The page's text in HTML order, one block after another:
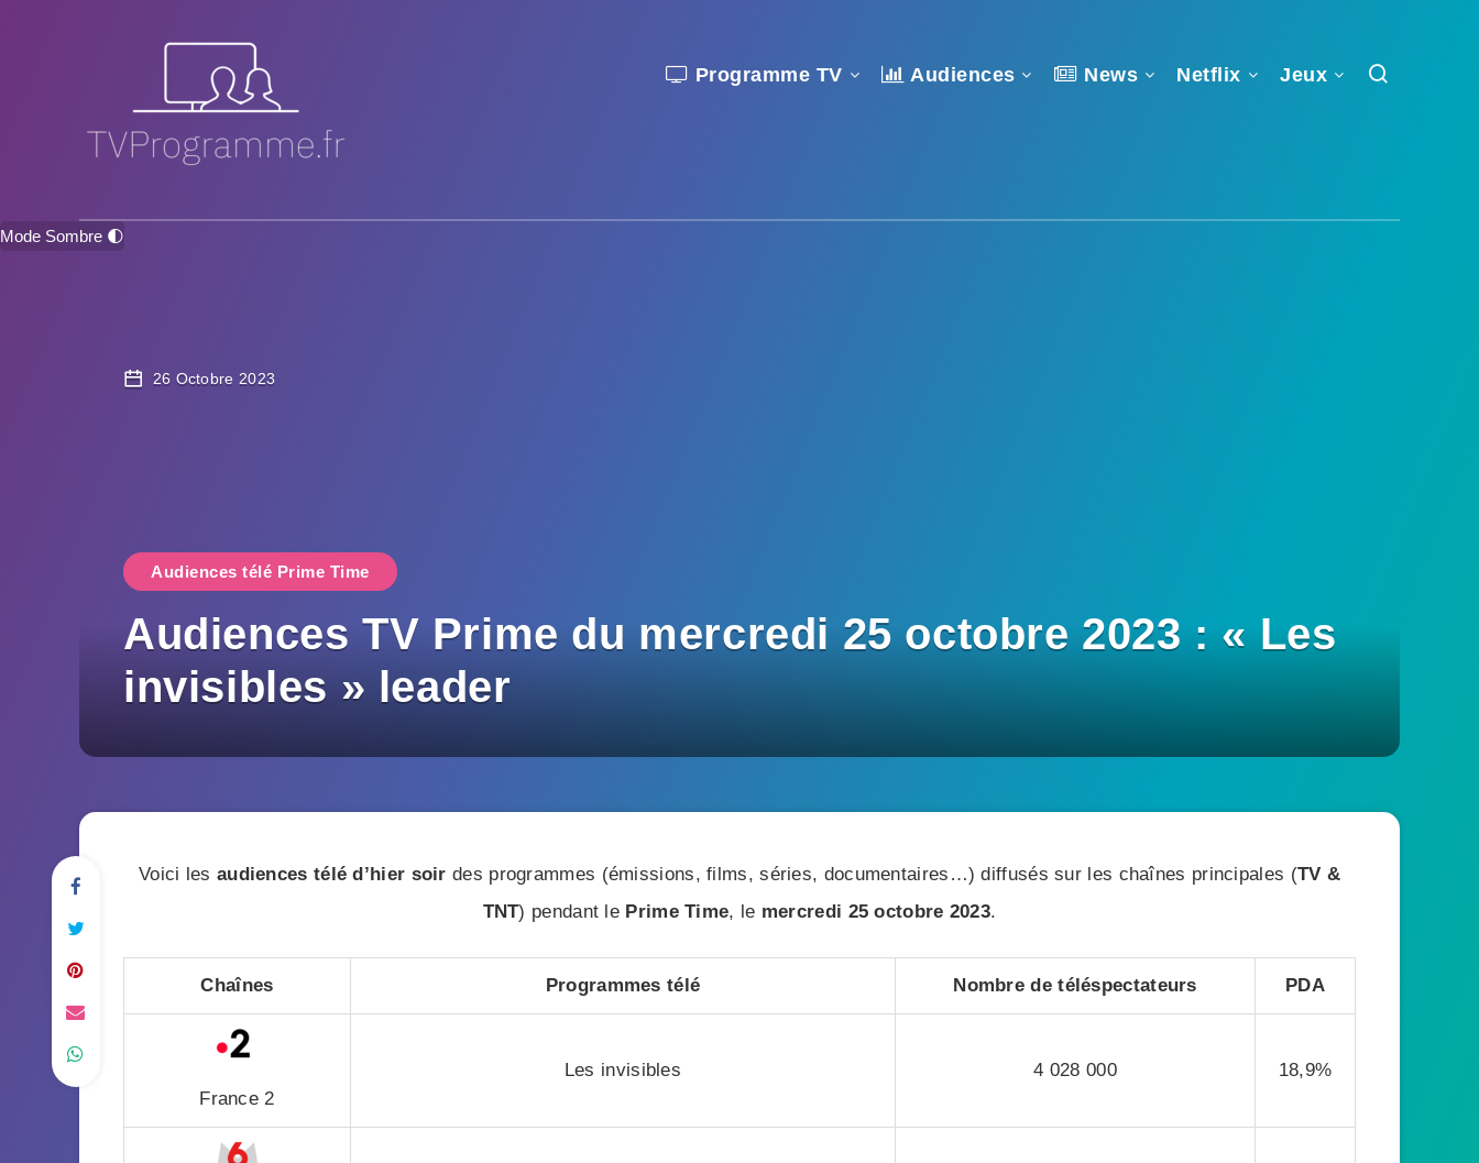
Programme TV Audiences News Netflix Jeux
Mode Sombre 🌓
26 Octobre 2023
Audiences télé Prime Time
Audiences TV Prime du mercredi 25 octobre 2023 : « Les
invisibles » leader
Voici les audiences télé d’hier soir des programmes (émissions, films, séries, documentaires…) diffusés sur les chaînes principales (TV &
TNT) pendant le Prime Time, le mercredi 25 octobre 2023.
Chaînes Programmes télé Nombre de téléspectateurs PDA
France 2
Les invisibles 4 028 000 18,9%